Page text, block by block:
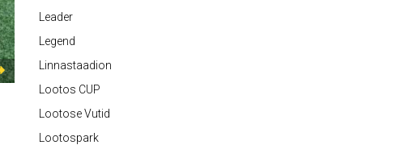
Leader
Legend
Linnastaadion
Lootos CUP
Lootose Vutid
Lootospark